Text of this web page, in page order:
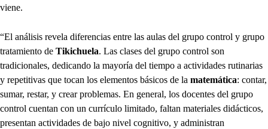
viene.
“El análisis revela diferencias entre las aulas del grupo control y grupo
tratamiento de Tikichuela. Las clases del grupo control son
tradicionales, dedicando la mayoría del tiempo a actividades rutinarias
y repetitivas que tocan los elementos básicos de la matemática: contar,
sumar, restar, y crear problemas. En general, los docentes del grupo
control cuentan con un currículo limitado, faltan materiales didácticos,
presentan actividades de bajo nivel cognitivo, y administran